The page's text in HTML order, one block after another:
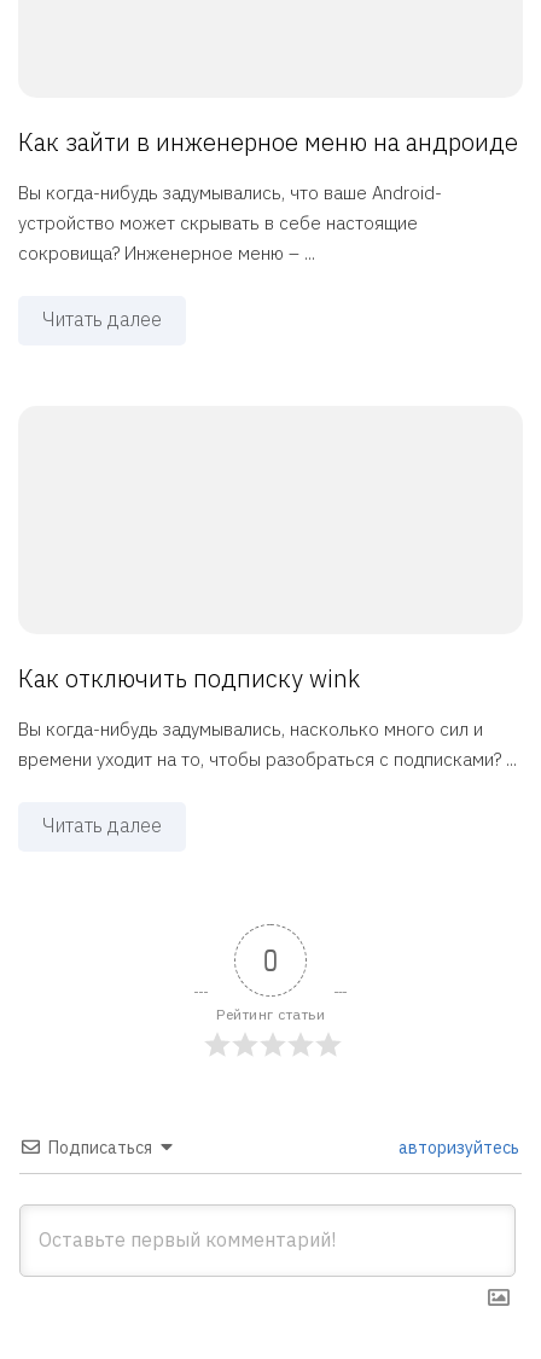
Как зайти в инженерное меню на андроиде
Вы когда-нибудь задумывались, что ваше Android-
устройство может скрывать в себе настоящие
сокровища? Инженерное меню – ...
Читать далее
Как отключить подписку wink
Вы когда-нибудь задумывались, насколько много сил и
времени уходит на то, чтобы разобраться с подписками? ...
Читать далее
0
Рейтинг статьи
Подписаться авторизуйтесь